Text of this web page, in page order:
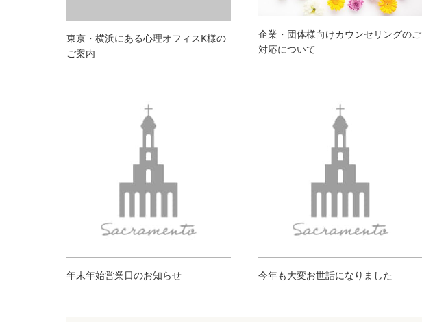
東京・横浜にある心理オフィスK様の
ご案内
企業・団体様向けカウンセリングのご
対応について
年末年始営業日のお知らせ 今年も大変お世話になりました